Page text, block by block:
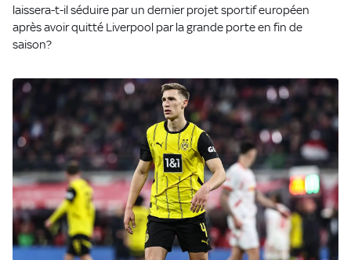
laissera-t-il séduire par un dernier projet sportif européen
après avoir quitté Liverpool par la grande porte en fin de
saison?